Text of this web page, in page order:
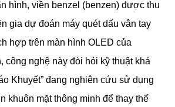
hình, viền benzel (benzen) được thu
gia dự đoán máy quét dấu vân tay
hợp trên màn hình OLED của
công nghệ này đòi hỏi kỹ thuật khá
Khuyết” đang nghiên cứu sử dụng
khuôn mặt thông minh để thay thế